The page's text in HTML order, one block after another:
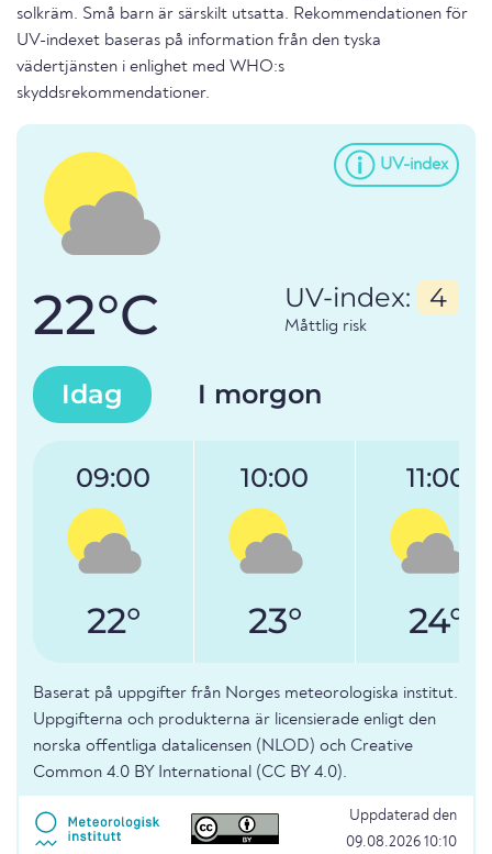
solkräm. Små barn är särskilt utsatta. Rekommendationen för
UV-indexet baseras på information från den tyska
vädertjänsten i enlighet med WHO:s
skyddsrekommendationer.
UV-index
22°C UV-index: 4
Måttlig risk
Idag I morgon
09:00
22°
10:00
23°
11:00
24°
Baserat på uppgifter från Norges meteorologiska institut.
Uppgifterna och produkterna är licensierade enligt den
norska offentliga datalicensen (NLOD) och Creative
Common 4.0 BY International (CC BY 4.0).
Uppdaterad den
09.08.2026 10:10